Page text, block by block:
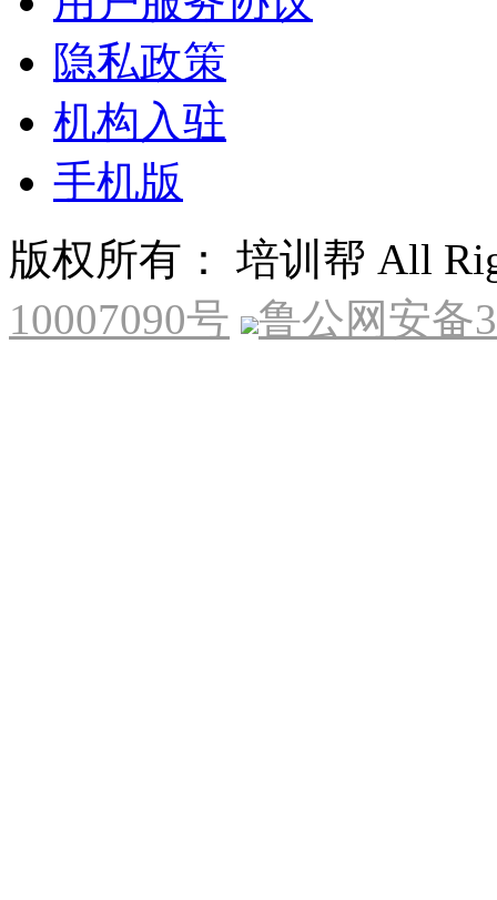
隐私政策
机构入驻
手机版
版权所有： 培训帮 All
10007090号
鲁公网安备